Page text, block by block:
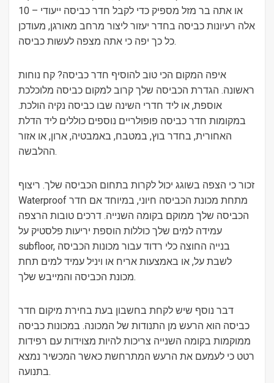
או אתה בר מזל מספיק כדי לקבל חדר כביסה ייעודי – 10
אלה רעיונות כביסה בחדר יעזור ליצור מרחב מאורגן, מעודכן
כל כך יפה כי אתה מצפה לעשות כביסה.
איפה המקום הכי טוב להוסיף חדר כביסה? קח נוחות
ראשונה. הגדרת הכביסה שלך קרוב למקום כביסה מלוכלכת
אוספת, או ליד חדרי השינה שבו כביסה נקיה הולכת.
במקומות חדר כביסה פופולריים נוספים כוללים ליד הדלת
האחורית, בחדר בוץ, במטבח, באמבטיה, ארון, או אזור
ההלבשה.
זכור כי הצפה בשוגג יכול לקרות בתחום הכביסה שלך. ריצוף
Waterproof מתחת מכונת הכביסה חיוני, במיוחד אם חדר
הכביסה שלך ממוקם בקומה השנייה. דרכים טובות הרצפה
עמידה למים שלך כוללות הוספת יריעות פלסטיק על
subfloor, בנייה החוצה כלי רדוד עבור מכונות הכביסה
לשבת על, או באמצעות אריח או ויניל עמיד למים תחת
מכונת הכביסה והמייבש שלך.
דבר נוסף שיש לקחת בחשבון בעת ​​בחירת מיקום חדר
כביסה הוא הרעש מן התנודות של המכונה. במכונות כביסה
ממוקמות בקומה השנייה צריכות להיות מצוידות עם רפידות
רטט כי לעמעם את הרעש המתרחשת כאשר המכשיר נמצא
בתנועה.